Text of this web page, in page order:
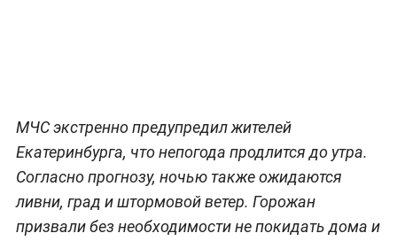
МЧС экстренно предупредил жителей
Екатеринбурга, что непогода продлится до утра.
Согласно прогнозу, ночью также ожидаются
ливни, град и штормовой ветер. Горожан
призвали без необходимости не покидать дома и